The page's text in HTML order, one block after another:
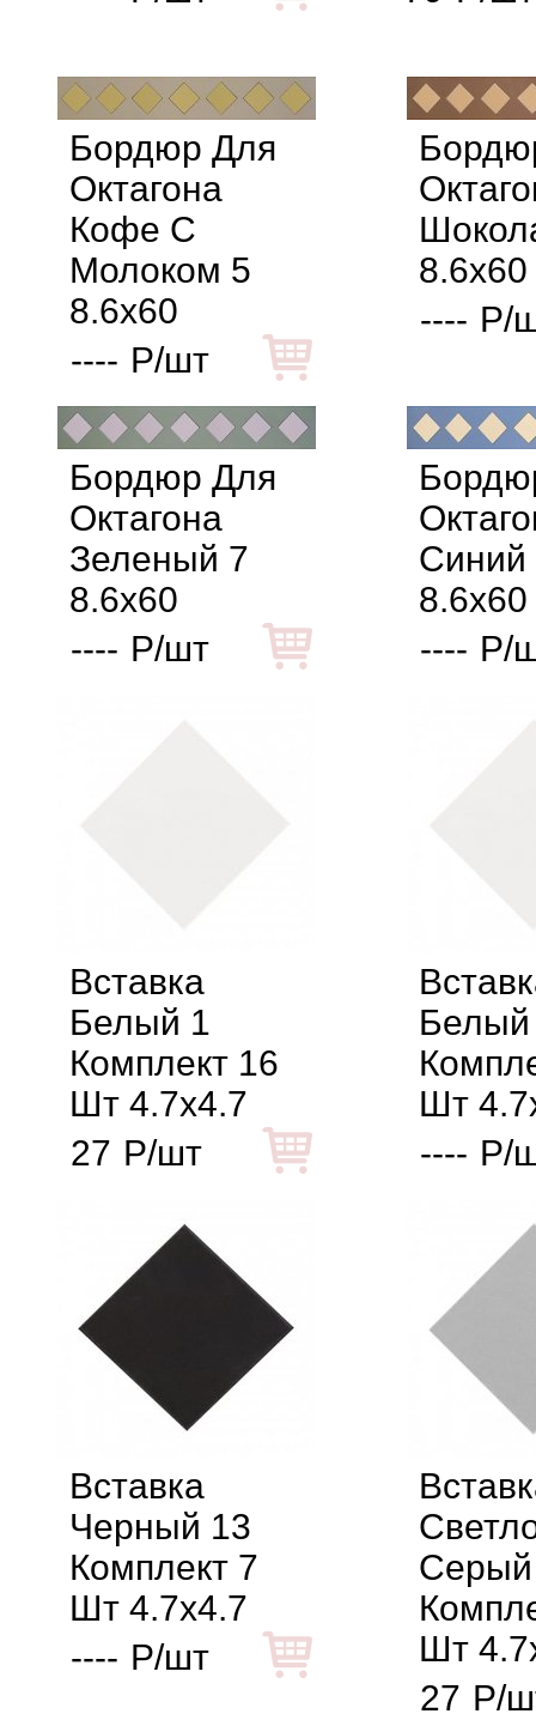
Бордюр Для
Октагона
Кофе С
Молоком 5
8.6x60
---- Р/шт
8.6x60
---- Р/
Бордюр Для
Октагона
Зеленый 7
8.6x60
---- Р/шт
Синий
8.6x60
---- Р/
Вставка
Белый 1
Комплект 16
Шт 4.7x4.7
27 Р/шт
Белый
Шт
---- Р/
Вставка
Черный 13
Комплект 7
Шт 4.7x4.7
---- Р/шт
Шт
27 Р/